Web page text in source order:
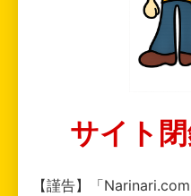
サイト
【謹告】「